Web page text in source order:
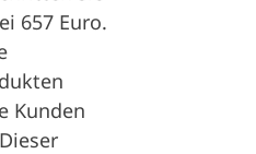
657 Euro.
Kunden